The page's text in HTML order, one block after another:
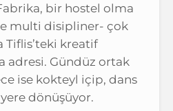
bir hostel olma
multi disipliner- çok
Tiflis’teki kreatif
adresi. Gündüz ortak
ise kokteyl içip, dans
dönüşüyor.